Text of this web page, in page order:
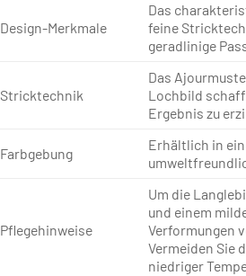
Design-Merkmale
Das
feine
geradlinige
Stricktechnik
Das
Lochbild
Ergebnis zu
Farbgebung
Erhältlich in
Pflegehinweise
Um die
und einem
Verformungen
Vermeiden Sie
niedriger